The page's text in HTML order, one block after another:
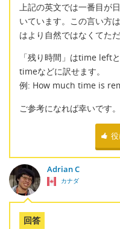
上記の英文では一番目が
いています。この言い方
はより自然ではなくてた
「残り時間」はtime
timeなどに訳せます。
例: How much time is
ご参考になれば幸いです。
Adrian C
カナダ
回答